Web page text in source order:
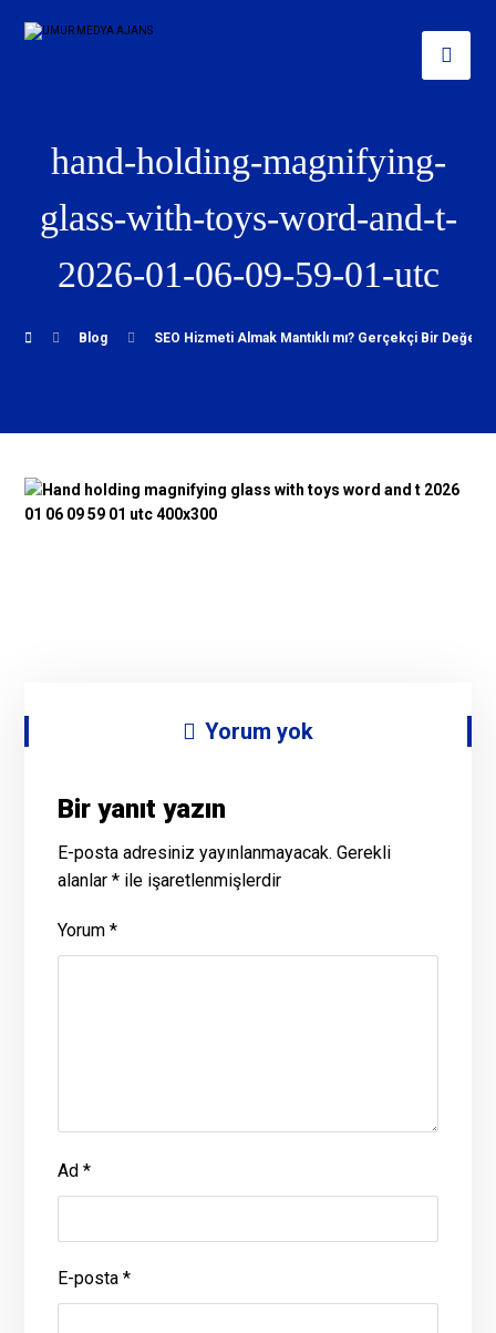
hand-holding-magnifying-
glass-with-toys-word-and-t-
2026-01-06-09-59-01-utc
Blog SEO Hizmeti Almak Mantıklı mı? Gerçekçi Bir
Yorum yok
Bir yanıt yazın
E-posta adresiniz yayınlanmayacak. Gerekli
alanlar* ile işaretlenmişlerdir
Yorum*
Ad*
E-posta*